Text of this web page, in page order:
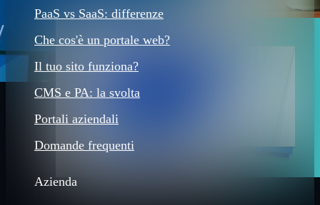
PaaS vs SaaS: differenze
Che cos'è un portale web?
Il tuo sito funziona?
CMS e PA: la svolta
Portali aziendali
Domande frequenti
Azienda